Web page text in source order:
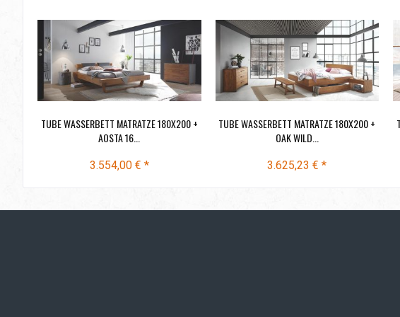
TUBE WASSERBETT MATRATZE 180X200 +
AOSTA 16...
3.554,00 € *
TUBE WASSERBETT MATRATZE 180X200 +
OAK WILD...
3.625,23 € *